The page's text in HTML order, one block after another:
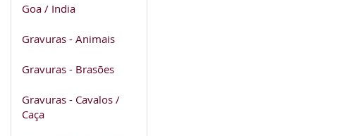
Goa / India
Gravuras - Animais
Gravuras - Brasões
Gravuras - Cavalos /
Caça